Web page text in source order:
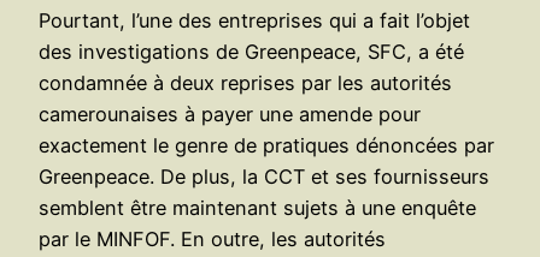
Pourtant, l’une des entreprises qui a fait l’objet
des investigations de Greenpeace, SFC, a été
condamnée à deux reprises par les autorités
camerounaises à payer une amende pour
exactement le genre de pratiques dénoncées par
Greenpeace. De plus, la CCT et ses fournisseurs
semblent être maintenant sujets à une enquête
par le MINFOF. En outre, les autorités